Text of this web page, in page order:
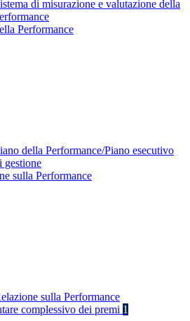
di misurazione e valutazione della
Performance
della Performance/Piano esecutivo
gestione
sulla Performance
sulla Performance
complessivo dei premi 1